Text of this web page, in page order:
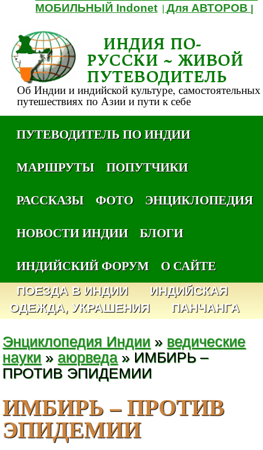
МОБИЛЬНЫЙ Indonet |Для АВТОРОВ
ИНДИЯ ПО-
РУССКИ ~ ЖИВОЙ
ПУТЕВОДИТЕЛЬ
Об Индии и индийской культуре, самостоятельных
путешествиях по Азии и пути к себе
ПУТЕВОДИТЕЛЬ ПО ИНДИИ
МАРШРУТЫ
ПОПУТЧИКИ
РАССКАЗЫ
ФОТО
ЭНЦИКЛОПЕДИЯ
НОВОСТИ ИНДИИ
БЛОГИ
ИНДИЙСКИЙ ФОРУМ
О САЙТЕ
ПОЕЗДА В ИНДИИ
ИНДИЙСКАЯ
ОДЕЖДА, УКРАШЕНИЯ
ПАНЧАНГА
Энциклопедия Индии » ведические
науки » аюрведа » ИМБИРЬ –
ПРОТИВ ЭПИДЕМИИ
ИМБИРЬ – ПРОТИВ
ЭПИДЕМИИ